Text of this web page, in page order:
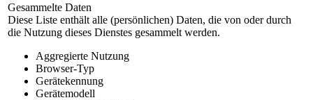
Gesammelte Daten
Diese Liste enthält alle (persönlichen) Daten, die von oder durch
die Nutzung dieses Dienstes gesammelt werden.
Aggregierte Nutzung
Browser-Typ
Gerätekennung
Gerätemodell